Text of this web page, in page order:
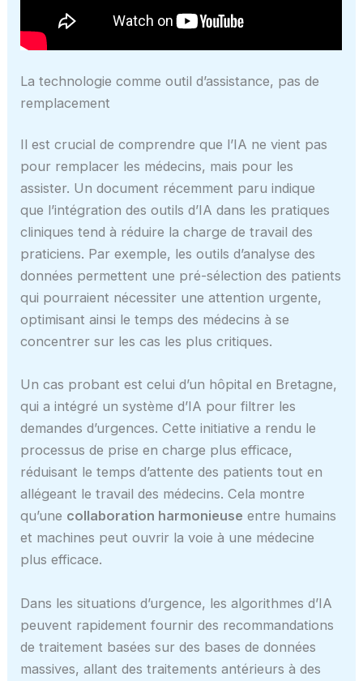
La technologie comme outil d’assistance, pas de
remplacement
Il est crucial de comprendre que l’IA ne vient pas
pour remplacer les médecins, mais pour les
assister. Un document récemment paru indique
que l’intégration des outils d’IA dans les pratiques
cliniques tend à réduire la charge de travail des
praticiens. Par exemple, les outils d’analyse des
données permettent une pré-sélection des patients
qui pourraient nécessiter une attention urgente,
optimisant ainsi le temps des médecins à se
concentrer sur les cas les plus critiques.
Un cas probant est celui d’un hôpital en Bretagne,
qui a intégré un système d’IA pour filtrer les
demandes d’urgences. Cette initiative a rendu le
processus de prise en charge plus efficace,
réduisant le temps d’attente des patients tout en
allégeant le travail des médecins. Cela montre
qu’une collaboration harmonieuse entre humains
et machines peut ouvrir la voie à une médecine
plus efficace.
Dans les situations d’urgence, les algorithmes d’IA
peuvent rapidement fournir des recommandations
de traitement basées sur des bases de données
massives, allant des traitements antérieurs à des